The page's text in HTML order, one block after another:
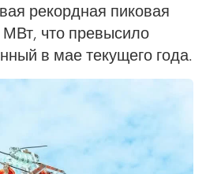
рекордная пиковая
что превысило
в мае текущего года.